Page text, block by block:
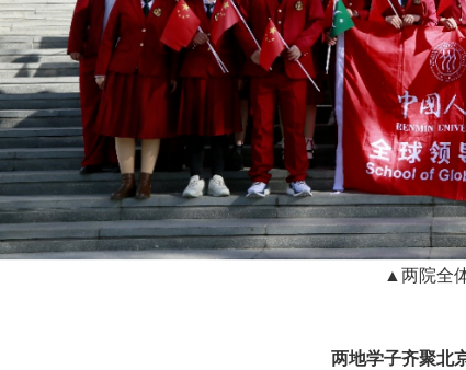
▲两院全
两地学子齐聚北